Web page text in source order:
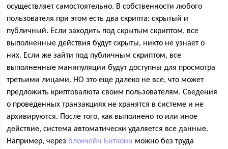
осуществляет самостоятельно. В собственности любого
пользователя при этом есть два скрипта: скрытый и
публичный. Если заходить под скрытым скриптом, все
выполненные действия будут скрыты, никто не узнает о
них. Если же зайти под публичным скриптом, все
выполненные манипуляции будут доступны для просмотра
третьими лицами. НО это еще далеко не все, что может
предложить криптовалюта своим пользователям. Сведения
о проведенных транзакциях не хранятся в системе и не
архивируются. После того, как выполнено то или иное
действие, система автоматически удаляется все данные.
Например, черезблокчейн Биткоин можно без труда